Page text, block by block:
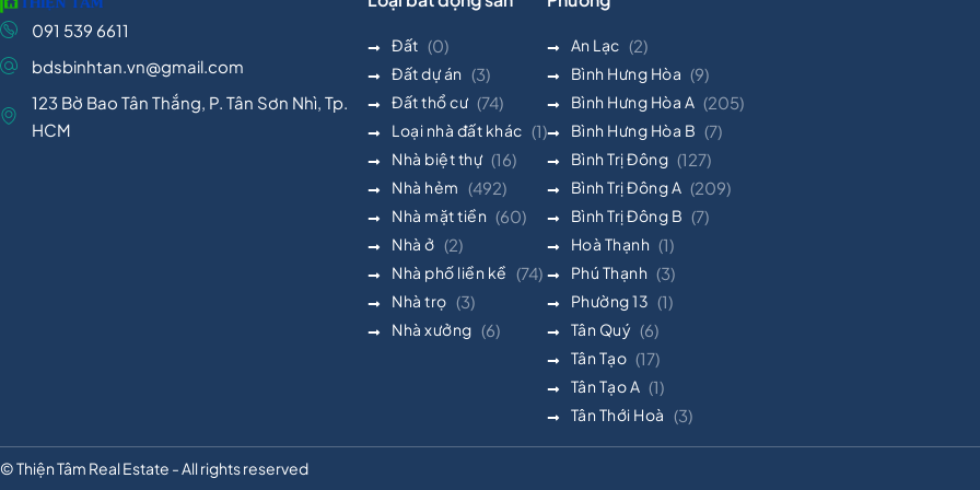
091 539 6611
bdsbinhtan.vn@gmail.com
123 Bờ Bao Tân Thắng, P. Tân Sơn Nhì, Tp.
HCM
Đất (0)
Đất dự án (3)
Đất thổ cư (74)
Loại nhà đất khác (1)
Nhà biệt thự (16)
Nhà hẻm (492)
Nhà mặt tiền (60)
Nhà ở (2)
Nhà phố liền kề (74)
Nhà trọ (3)
Nhà xưởng (6)
An Lạc (2)
Bình Hưng Hòa (9)
Bình Hưng Hòa A (205)
Bình Hưng Hòa B (7)
Bình Trị Đông (127)
Bình Trị Đông A (209)
Bình Trị Đông B (7)
Hoà Thạnh (1)
Phú Thạnh (3)
Phường 13 (1)
Tân Quý (6)
Tân Tạo (17)
Tân Tạo A (1)
Tân Thới Hoà (3)
© Thiện Tâm Real Estate - All rights reserved